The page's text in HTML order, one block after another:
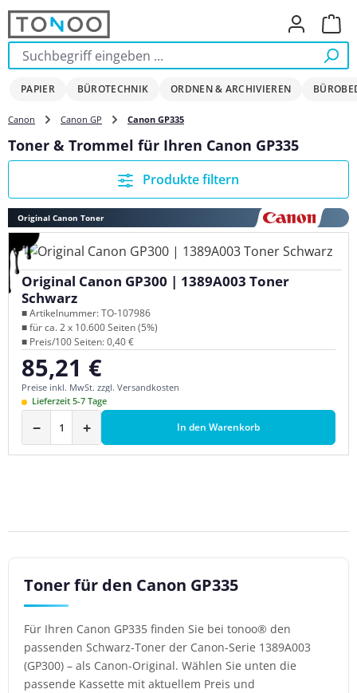
Zum Hauptinhalt springen
PAPIER BÜROTECHNIK ORDNEN & ARCHIVIEREN
Canon Canon GP Canon GP335
Toner & Trommel für Ihren Canon GP335
Produkte filtern
Original Canon Toner
Original Canon GP300 | 1389A003 Toner
Schwarz
■ Artikelnummer: TO-107986
■ für ca. 2 x 10.600 Seiten (5%)
■ Preis/100 Seiten: 0,40 €
Regulärer Preis:
85,21 €
Preise inkl. MwSt. zzgl. Versandkosten
Lieferzeit 5-7 Tage
− + In den Warenkorb
Toner für den Canon GP335
Für Ihren Canon GP335 finden Sie bei tonoo® den
passenden Schwarz-Toner der Canon-Serie 1389A003
(GP300) – als Canon-Original. Wählen Sie unten die
passende Kassette mit aktuellem Preis und